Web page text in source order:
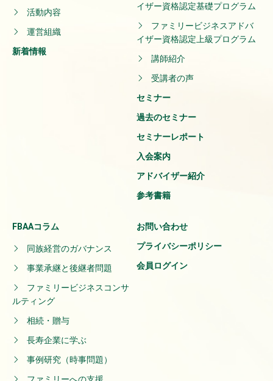
活動内容
運営組織
新着情報
イザー資格認定基礎プログラム
ファミリービジネスアドバ
イザー資格認定上級プログラム
講師紹介
受講者の声
セミナー
過去のセミナー
セミナーレポート
入会案内
アドバイザー紹介
参考書籍
FBAAコラム
同族経営のガバナンス
事業承継と後継者問題
ファミリービジネスコンサ
ルティング
相続・贈与
長寿企業に学ぶ
事例研究（時事問題）
ファミリーへの支援
お問い合わせ
プライバシーポリシー
会員ログイン